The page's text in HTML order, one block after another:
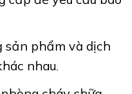
sản phẩm và dịch
nhau.